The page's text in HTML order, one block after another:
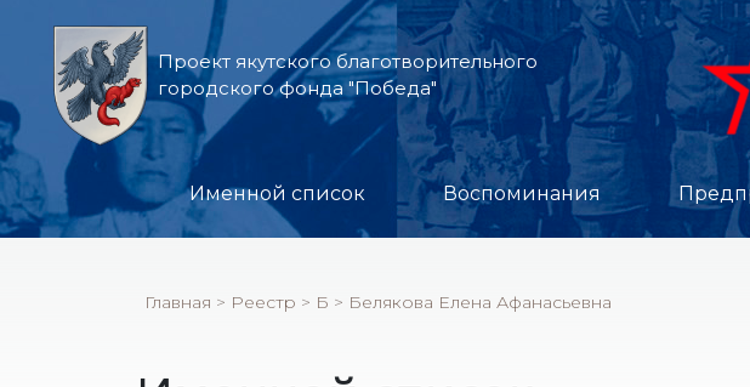
Проект якутского благотворительного
городского фонда "Победа"
Именной список Воспоминания
Главная > Реестр > Б > Белякова Елена Афанасьевна